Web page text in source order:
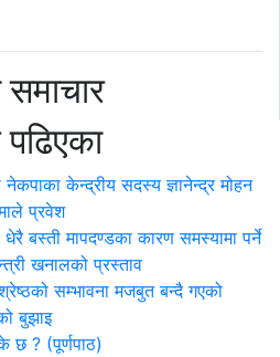
केन्द्रीय सदस्य ज्ञानेन्द्र मोहन
प्रवेश
बस्ती मापदण्डका कारण समस्यामा पर्ने
खनालको प्रस्ताव
सम्भावना मजबुत बन्दै गएको
बुझाइ
छ ? (पूर्णपाठ)